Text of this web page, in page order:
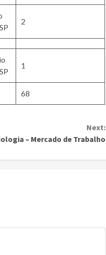
2
1
68
Next:
– Mercado de Trabalho